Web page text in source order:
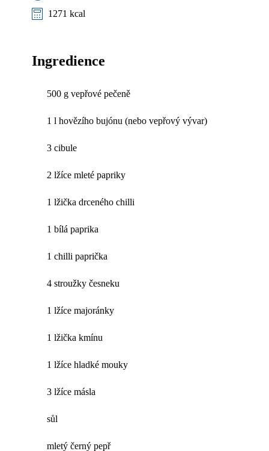
1271 kcal
Ingredience
500 g vepřové pečeně
1 l hovězího bujónu (nebo vepřový vývar)
3 cibule
2 lžíce mleté papriky
1 lžička drceného chilli
1 bílá paprika
1 chilli paprička
4 stroužky česneku
1 lžíce majoránky
1 lžička kmínu
1 lžíce hladké mouky
3 lžíce másla
sůl
mletý černý pepř